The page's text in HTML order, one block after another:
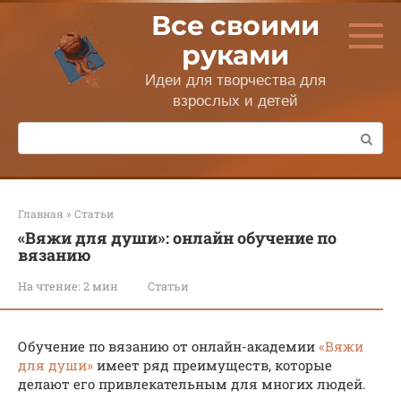
Перейти
контенту
Все своими
руками
Идеи для творчества для
взрослых и детей
Поиск:
Главная » Статьи
«Вяжи для души»: онлайн обучение по
вязанию
На чтение: 2 мин Статьи
Обучение по вязанию от онлайн-академии «Вяжи
для души» имеет ряд преимуществ, которые
делают его привлекательным для многих людей.